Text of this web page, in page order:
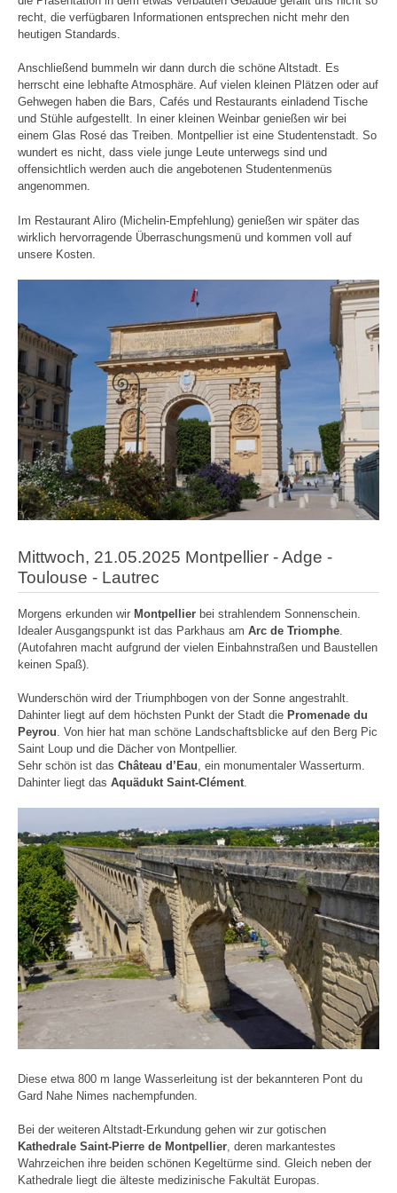
recht, die verfügbaren Informationen entsprechen nicht mehr den
heutigen Standards.
Anschließend bummeln wir dann durch die schöne Altstadt. Es
herrscht eine lebhafte Atmosphäre. Auf vielen kleinen Plätzen oder auf
Gehwegen haben die Bars, Cafés und Restaurants einladend Tische
und Stühle aufgestellt. In einer kleinen Weinbar genießen wir bei
einem Glas Rosé das Treiben. Montpellier ist eine Studentenstadt. So
wundert es nicht, dass viele junge Leute unterwegs sind und
offensichtlich werden auch die angebotenen Studentenmenüs
angenommen.
Im Restaurant Aliro (Michelin-Empfehlung) genießen wir später das
wirklich hervorragende Überraschungsmenü und kommen voll auf
unsere Kosten.
Mittwoch, 21.05.2025 Montpellier - Adge -
Toulouse - Lautrec
Morgens erkunden wir Montpellier bei strahlendem Sonnenschein.
Idealer Ausgangspunkt ist das Parkhaus am Arc de Triomphe.
(Autofahren macht aufgrund der vielen Einbahnstraßen und Baustellen
keinen Spaß).
Wunderschön wird der Triumphbogen von der Sonne angestrahlt.
Dahinter liegt auf dem höchsten Punkt der Stadt die Promenade du
Peyrou. Von hier hat man schöne Landschaftsblicke auf den Berg Pic
Saint Loup und die Dächer von Montpellier.
Sehr schön ist das Château d’Eau, ein monumentaler Wasserturm.
Dahinter liegt das Aquädukt Saint-Clément.
Diese etwa 800 m lange Wasserleitung ist der bekannteren Pont du
Gard Nahe Nimes nachempfunden.
Bei der weiteren Altstadt-Erkundung gehen wir zur gotischen
Kathedrale Saint-Pierre de Montpellier, deren markantestes
Wahrzeichen ihre beiden schönen Kegeltürme sind. Gleich neben der
Kathedrale liegt die älteste medizinische Fakultät Europas.